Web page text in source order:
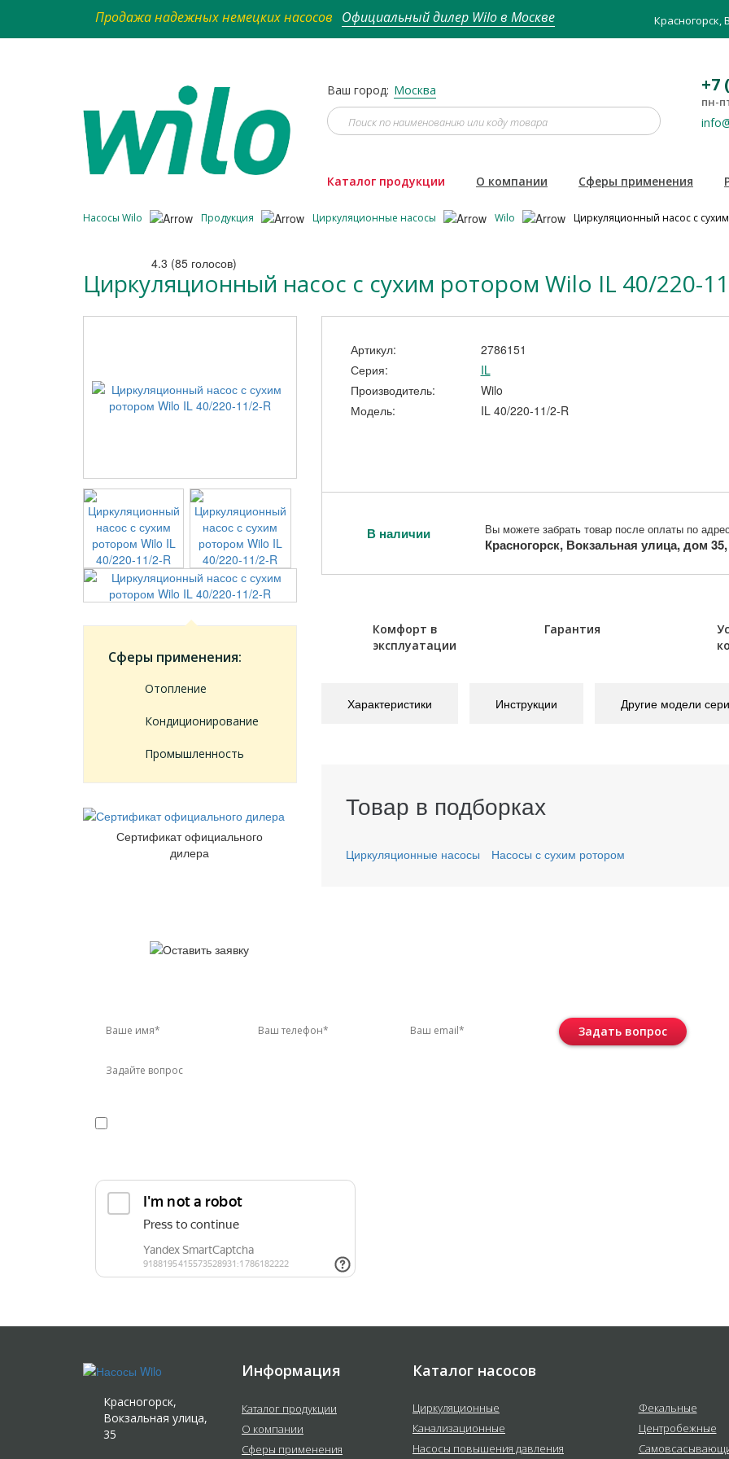
Продажа надежных немецких насосов Официальный дилер Wilo в Москве Красногорск,
Ваш город: Москва +7
пн-
Каталог продукции О компании Сферы применения
Насосы Wilo Продукция Циркуляционные насосы Wilo Циркуляционный насос с
4.3 (85 голосов)
Циркуляционный насос с сухим ротором Wilo IL 40/220-
Сферы применения:
Отопление
Кондиционирование
Промышленность
Сертификат официального
дилера
Артикул:
2786151
Серия:
IL
Производитель:
Wilo
Модель:
IL 40/220-11/2-R
В наличии Вы можете забрать товар после оплаты по
Красногорск, Вокзальная улица, дом
Комфорт в
эксплуатации
Гарантия
Характеристики Инструкции Другие модели
Товар в подборках
Циркуляционные насосы Насосы с сухим ротором
Задать вопрос
Красногорск,
Вокзальная улица,
35
Информация
Каталог продукции
О компании
Сферы применения
Каталог насосов
Циркуляционные
Канализационные
Насосы повышения давления
Фекальные
Центробежные